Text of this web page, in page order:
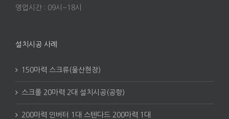
영업시간 : 09시~18시
설치시공 사례
150마력 스크류(울산현장)
스크롤 20마력 2대 설치시공(공항)
200마력 인버터 1대 스텐다드 200마력 1대